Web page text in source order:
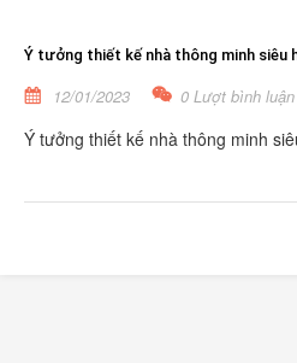
Ý tưởng thiết kế nhà thông minh siêu
12/01/2023 0 Lượt bình luận
Ý tưởng thiết kế nhà thông minh